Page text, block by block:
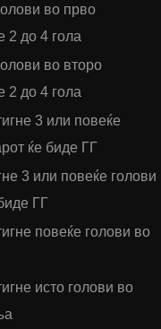
во прво
2 до 4 гола
во второ
2 до 4 гола
3 или повеќе
ќе биде ГГ
3 или повеќе голови
ГГ
повеќе голови во
исто голови во